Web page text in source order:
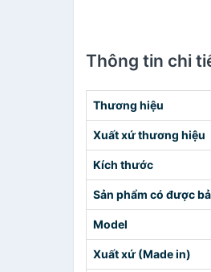
Thông tin chi
Thương hiệu
Xuất xứ thương hiệu
Kích thước
Sản phẩm có được
Model
Xuất xứ (Made in)